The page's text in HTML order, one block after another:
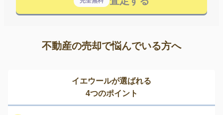
不動産の売却で悩んでいる方へ
イエウールが選ばれる
4つのポイント